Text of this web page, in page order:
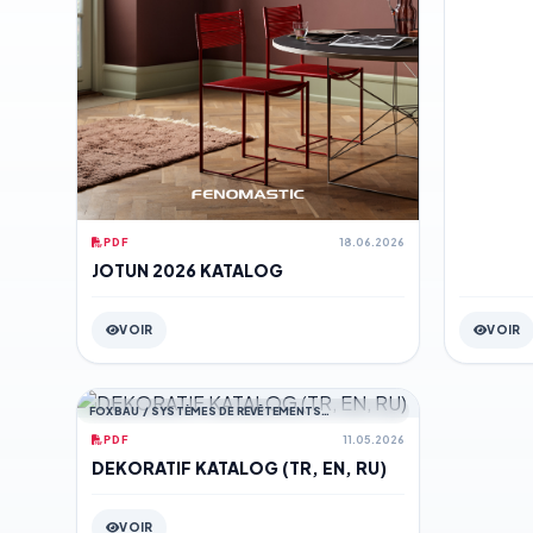
PDF 18.06.2026
JOTUN 2026 KATALOG
VOIR VOIR
FOXBAU / SYSTÈMES DE REVÊTEMENTS
PDF
11.05.2026
DEKORATIF KATALOG (TR, EN, RU)
VOIR